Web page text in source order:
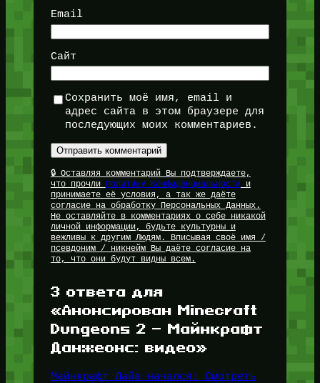
Email
Сайт
Сохранить моё имя, email и
адрес сайта в этом браузере для
последующих моих комментариев.
🔒 Оставляя комментарий Вы подтверждаете,
что прочли Политику Конфиденциальностии
принимаете её условия, а так же даёте
согласие на обработку Персональных Данных.
Не оставляйте в комментариях о себе никакой
личной информации, будьте культурны и
вежливы к другим Людям. Вписывая своё имя /
псевдоним / никнейм Вы даёте согласие на
то, что они будут видны всем.
3 ответа для
«Анонсирован Minecraft
Dungeons 2 — Майнкрафт
Данжеонс: видео»
Майнкрафт Лайв начался: Смотреть